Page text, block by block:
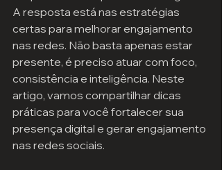
A resposta está nas estratégias
certas para melhorar engajamento
nas redes. Não basta apenas estar
presente, é preciso atuar com foco,
consistência e inteligência. Neste
artigo, vamos compartilhar dicas
práticas para você fortalecer sua
presença digital e gerar engajamento
nas redes sociais.